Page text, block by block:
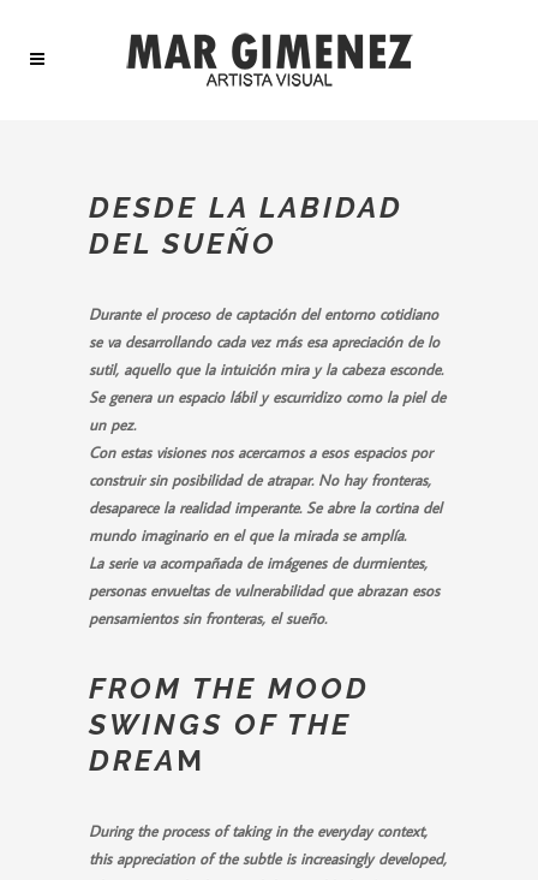
DESDE LA LABIDAD
DEL SUEÑO
Durante el proceso de captación del entorno cotidiano
se va desarrollando cada vez más esa apreciación de lo
sutil, aquello que la intuición mira y la cabeza esconde.
Se genera un espacio lábil y escurridizo como la piel de
un pez.
Con estas visiones nos acercamos a esos espacios por
construir sin posibilidad de atrapar. No hay fronteras,
desaparece la realidad imperante. Se abre la cortina del
mundo imaginario en el que la mirada se amplía.
La serie va acompañada de imágenes de durmientes,
personas envueltas de vulnerabilidad que abrazan esos
pensamientos sin fronteras, el sueño.
FROM THE MOOD
SWINGS OF THE
DREA M
During the process of taking in the everyday context,
this appreciation of the subtle is increasingly developed,